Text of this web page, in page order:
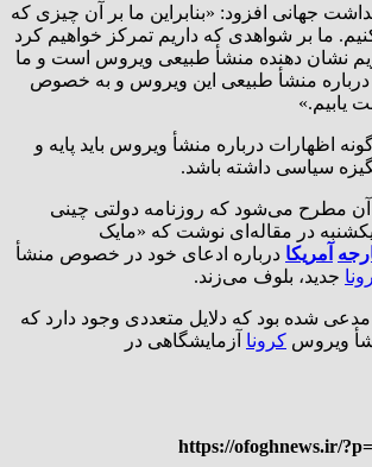
جهانی افزود: «بنابراین ما بر آن چیزی که
ما بر شواهدی که داریم تمرکز خواهیم کرد
نشان ‌دهنده منشأ طبیعی ویروس است و ما
درباره منشأ طبیعی این ویروس و به خصوص
یابیم.»
اظهارات درباره منشأ ویروس باید پایه و
سیاسی داشته باشد.
آن مطرح می‌شود که روزنامه دولتی چینی
یکشنبه در مقاله‌ای نوشت که «مایک
آمریکا درباره ادعای خود در خصوص منشأ
جدید، بلوف می‌زند.
مدعی شده بود که دلایل متعددی وجود دارد که
ویروس کرونا آزمایشگاهی در
https://ofoghnews.ir/